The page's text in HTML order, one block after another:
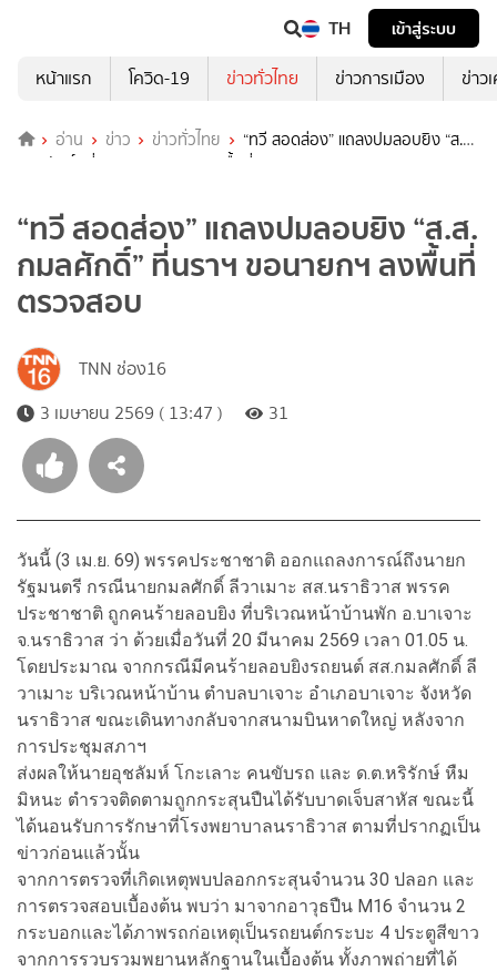
TH
เข้าสู่ระบบ
หน้าแรก
โควิด-19 ข่าวทั่วไทย ข่าวการเมือง ข่าว
อ่าน ข่าว ข่าวทั่วไทย
“ทวี สอดส่อง” แถลงปมลอบยิง “ส.ส.
กมลศักดิ์” ที่นราฯ ขอนายกฯ ลงพื้นที่ตรวจสอบ
“ทวี สอดส่อง” แถลงปมลอบยิง “ส.ส.
กมลศักดิ์” ที่นราฯ ขอนายกฯ ลงพื้นที่
ตรวจสอบ
TNN ช่อง16
3 เมษายน 2569 ( 13:47 )
31
วันนี้ (3 เม.ย. 69) พรรคประชาชาติ ออกแถลงการณ์ถึงนายก
รัฐมนตรี กรณีนายกมลศักดิ์ ลีวาเมาะ สส.นราธิวาส พรรค
ประชาชาติ ถูกคนร้ายลอบยิง ที่บริเวณหน้าบ้านพัก อ.บาเจาะ
จ.นราธิวาส ว่า ด้วยเมื่อวันที่ 20 มีนาคม 2569 เวลา 01.05 น.
โดยประมาณ จากกรณีมีคนร้ายลอบยิงรถยนต์ สส.กมลศักดิ์ ลี
วาเมาะ บริเวณหน้าบ้าน ตำบลบาเจาะ อำเภอบาเจาะ จังหวัด
นราธิวาส ขณะเดินทางกลับจากสนามบินหาดใหญ่ หลังจาก
การประชุมสภาฯ
ส่งผลให้นายอุชลัมห์ โกะเลาะ คนขับรถ และ ด.ต.หริรักษ์ หืม
มิหนะ ตำรวจติดตามถูกกระสุนปืนได้รับบาดเจ็บสาหัส ขณะนี้
ได้นอนรับการรักษาที่โรงพยาบาลนราธิวาส ตามที่ปรากฏเป็น
ข่าวก่อนแล้วนั้น
จากการตรวจที่เกิดเหตุพบปลอกกระสุนจำนวน 30 ปลอก และ
การตรวจสอบเบื้องต้น พบว่า มาจากอาวุธปืน M16 จำนวน 2
กระบอกและได้ภาพรถก่อเหตุเป็นรถยนต์กระบะ 4 ประตูสีขาว
จากการรวบรวมพยานหลักฐานในเบื้องต้น ทั้งภาพถ่ายที่ได้